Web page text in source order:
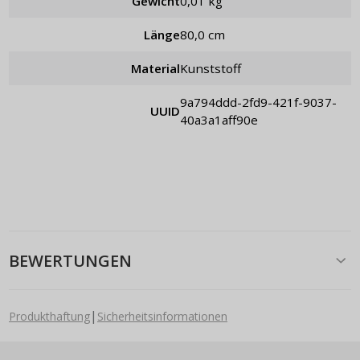
Länge 80,0 cm
Material Kunststoff
UUID
9a794ddd-2fd9-421f-9037-
40a3a1aff90e
BEWERTUNGEN
Produkthaftung| Sicherheitsinformationen